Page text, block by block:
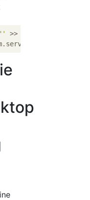
>>